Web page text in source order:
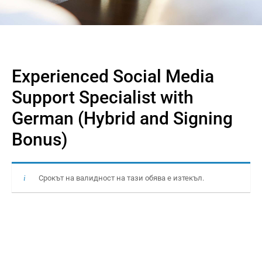
Experienced Social Media
Support Specialist with
German (Hybrid and Signing
Bonus)
Срокът на валидност на тази обява е изтекъл.